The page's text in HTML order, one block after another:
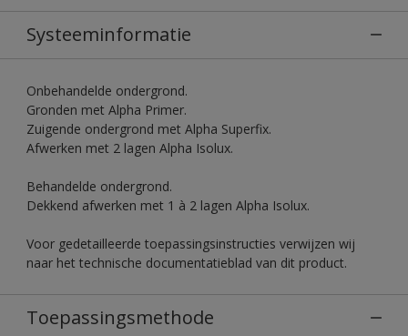
Systeeminformatie
Onbehandelde ondergrond.
Gronden met Alpha Primer.
Zuigende ondergrond met Alpha Superfix.
Afwerken met 2 lagen Alpha Isolux.
Behandelde ondergrond.
Dekkend afwerken met 1 à 2 lagen Alpha Isolux.
Voor gedetailleerde toepassingsinstructies verwijzen wij
naar het technische documentatieblad van dit product.
Toepassingsmethode